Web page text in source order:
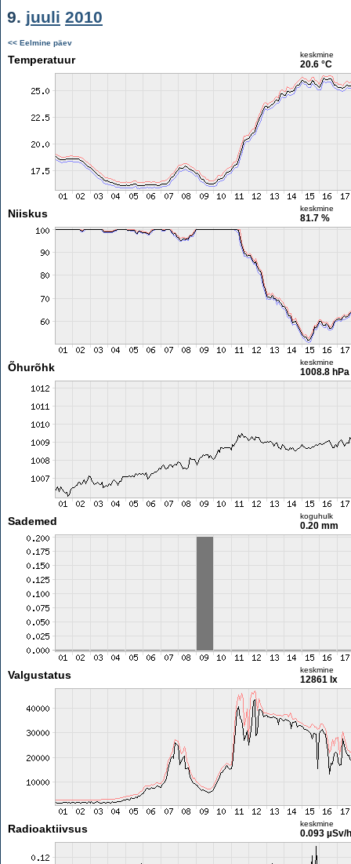
9. juuli 2010
<< Eelmine päev
Temperatuur keskmine
20.6 °C
Niiskus keskmine
81.7 %
Õhurõhk keskmine
1008.8 hPa
Sademed koguhulk
0.20 mm
Valgustatus keskmine
12861 lx
Radioaktiivsus keskmine
0.093 µSv/h